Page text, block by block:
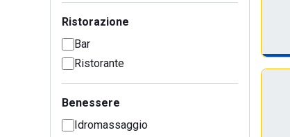
Ristorazione
Bar
Ristorante
Benessere
Idromassaggio